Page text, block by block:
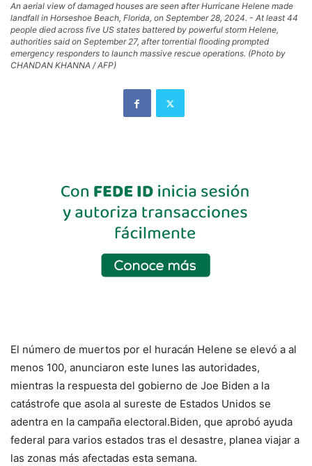
An aerial view of damaged houses are seen after Hurricane Helene made
landfall in Horseshoe Beach, Florida, on September 28, 2024. - At least 44
people died across five US states battered by powerful storm Helene,
authorities said on September 27, after torrential flooding prompted
emergency responders to launch massive rescue operations. (Photo by
CHANDAN KHANNA / AFP)
El número de muertos por el huracán Helene se elevó a al
menos 100, anunciaron este lunes las autoridades,
mientras la respuesta del gobierno de Joe Biden a la
catástrofe que asola al sureste de Estados Unidos se
adentra en la campaña electoral.Biden, que aprobó ayuda
federal para varios estados tras el desastre, planea viajar a
las zonas más afectadas esta semana.